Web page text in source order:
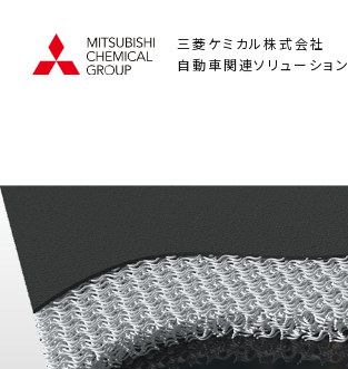
三菱ケミカル株式会社
自動車関連ソリューション